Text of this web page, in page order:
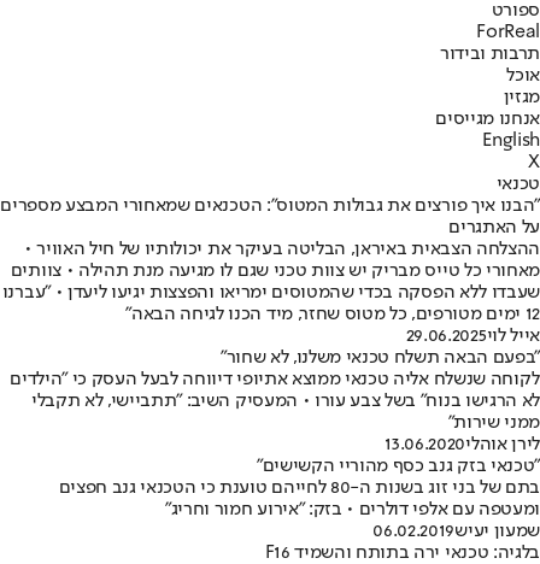
ספורט
ForReal
תרבות ובידור
אוכל
מגזין
אנחנו מגייסים
English
X
טכנאי
"הבנו איך פורצים את גבולות המטוס": הטכנאים שמאחורי המבצע מספרים
על האתגרים
ההצלחה הצבאית באיראן, הבליטה בעיקר את יכולותיו של חיל האוויר •
מאחורי כל טייס מבריק יש צוות טכני שגם לו מגיעה מנת תהילה • צוותים
שעבדו ללא הפסקה בכדי שהמטוסים ימריאו והפצצות יגיעו ליעדן • "עברנו
12 ימים מטורפים, כל מטוס שחזר, מיד הכנו לגיחה הבאה"
אייל לוי29.06.2025
"בפעם הבאה תשלח טכנאי משלנו, לא שחור"
לקוחה שנשלח אליה טכנאי ממוצא אתיופי דיווחה לבעל העסק כי "הילדים
לא הרגישו בנוח" בשל צבע עורו • המעסיק השיב: "תתביישי, לא תקבלי
ממני שירות"
לירן אוהלי13.06.2020
"טכנאי בזק גנב כסף מהוריי הקשישים"
בתם של בני זוג בשנות ה-80 לחייהם טוענת כי הטכנאי גנב חפצים
ומעטפה עם אלפי דולרים • בזק: "אירוע חמור וחריג"
שמעון יעיש06.02.2019
בלגיה: טכנאי ירה בתותח והשמיד F16